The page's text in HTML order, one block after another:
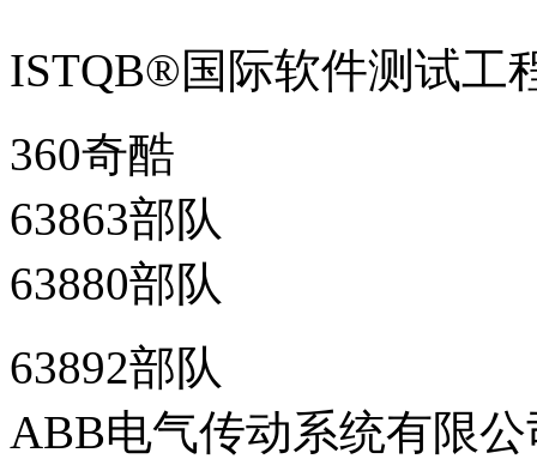
ISTQB®国际软件测试工
360奇酷
63863部队
63880部队
63892部队
ABB电气传动系统有限公